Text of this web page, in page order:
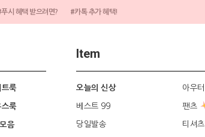
푸시 혜택 받으려면? #카톡 추가 혜택!
트룩
스룩
음
Item
오늘의 신상 아우터
베스트 99 팬츠
당일발송 티셔츠